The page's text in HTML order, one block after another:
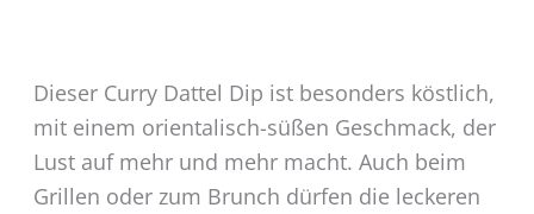
Dieser Curry Dattel Dip ist besonders köstlich,
mit einem orientalisch-süßen Geschmack, der
Lust auf mehr und mehr macht. Auch beim
Grillen oder zum Brunch dürfen die leckeren